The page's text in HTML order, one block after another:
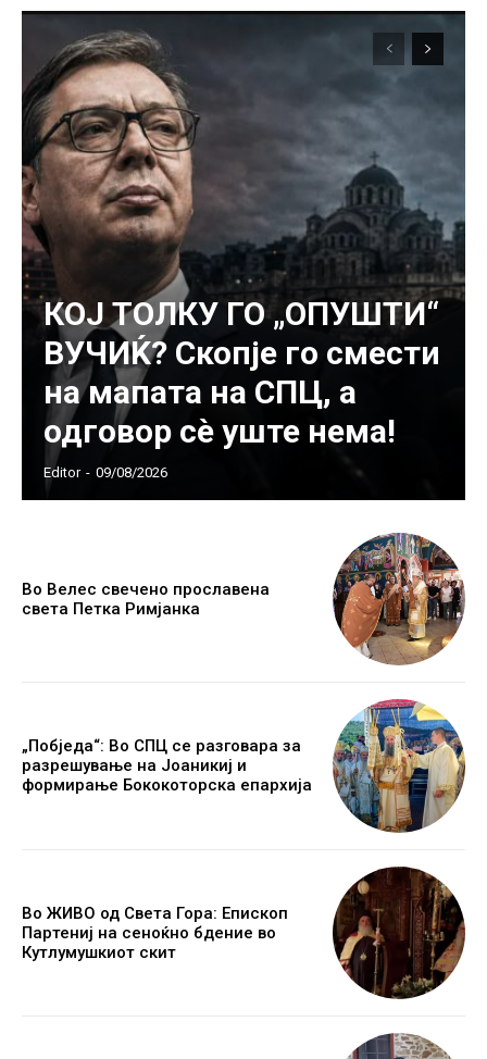
КОЈ ТОЛКУ ГО „ОПУШТИ“
ВУЧИЌ? Скопје го смести
на мапата на СПЦ, а
одговор сè уште нема!
Editor - 09/08/2026
Во Велес свечено прославена
света Петка Римјанка
„Побједа“: Во СПЦ се разговара за
разрешување на Јоаникиј и
формирање Бококоторска епархија
Во ЖИВО од Света Гора: Епископ
Партениј на сеноќно бдение во
Кутлумушкиот скит